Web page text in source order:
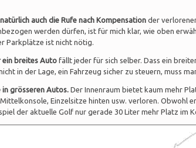
auch die Rufe nach Kompensation der
werden dürfen, ist für mich klar, wie oben
Parkplätze ist nicht nötig.
ein breites Auto fällt jeder für sich selber. Dass ein
in der Lage, ein Fahrzeug sicher zu steuern, muss
in grösseren Autos. Der Innenraum bietet kaum mehr
Einzelsitze hinten usw. verloren. Obwohl
der aktuelle Golf nur gerade 30 Liter mehr Platz im